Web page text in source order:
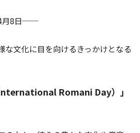
月8日──
な文化に目を向けるきっかけとなる
International Romani Day）」